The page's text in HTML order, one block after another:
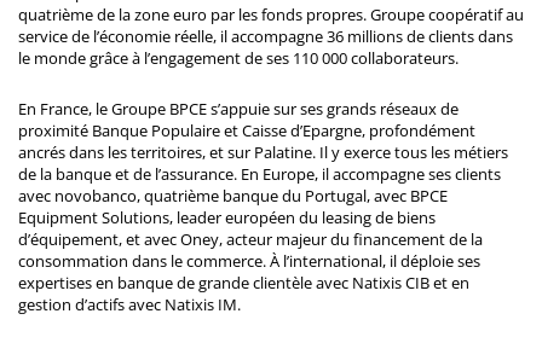
quatrième de la zone euro par les fonds propres. Groupe coopératif au
service de l’économie réelle, il accompagne 36 millions de clients dans
le monde grâce à l’engagement de ses 110 000 collaborateurs.
En France, le Groupe BPCE s’appuie sur ses grands réseaux de
proximité Banque Populaire et Caisse d’Epargne, profondément
ancrés dans les territoires, et sur Palatine. Il y exerce tous les métiers
de la banque et de l’assurance. En Europe, il accompagne ses clients
avec novobanco, quatrième banque du Portugal, avec BPCE
Equipment Solutions, leader européen du leasing de biens
d’équipement, et avec Oney, acteur majeur du financement de la
consommation dans le commerce. À l’international, il déploie ses
expertises en banque de grande clientèle avec Natixis CIB et en
gestion d’actifs avec Natixis IM.